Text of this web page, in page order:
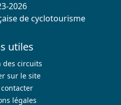
2026
de cyclotourisme
utiles
des circuits
sur le site
légales